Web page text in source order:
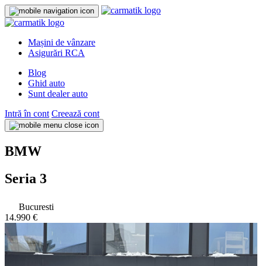
Mașini de vânzare
Asigurări RCA
Blog
Ghid auto
Sunt dealer auto
Intră în cont Creează cont
BMW
Seria 3
Bucuresti
14.990 €